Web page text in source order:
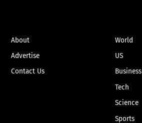
About
Advertise
Contact Us
World
US
Business
Tech
Science
Sports